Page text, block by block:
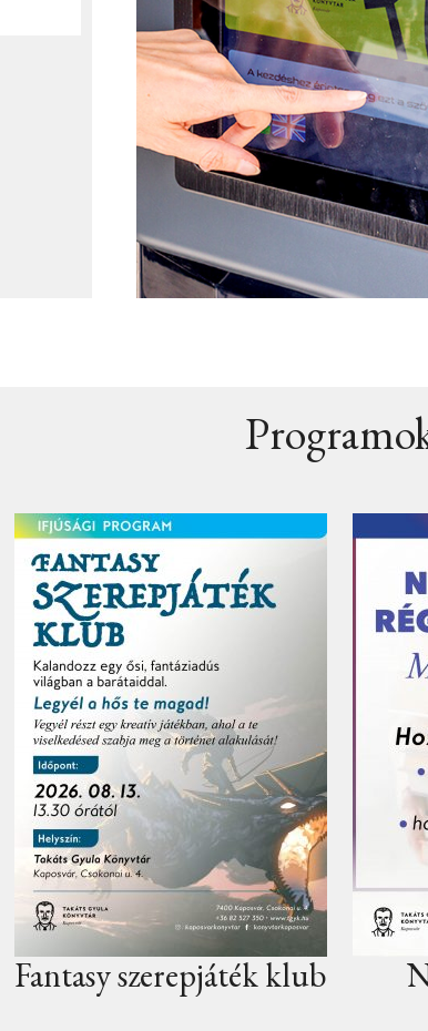
Ne dobja ki régi